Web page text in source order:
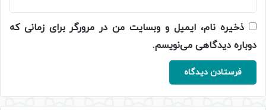
ذخیره نام، ایمیل و وبسایت من در مرورگر برای زمانی که
دوباره دیدگاهی می‌نویسم.